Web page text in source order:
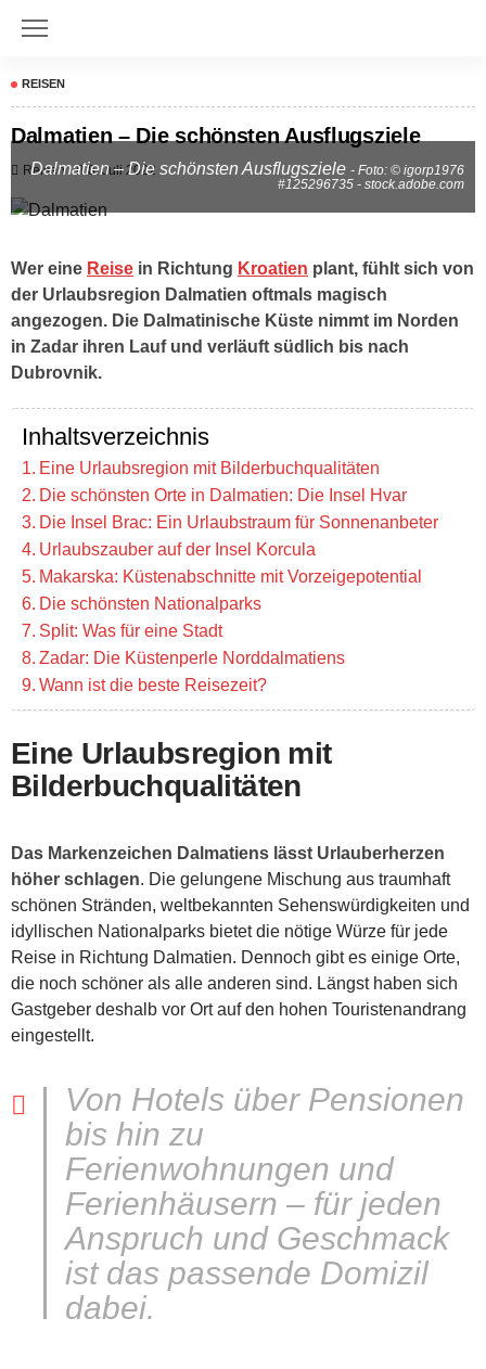
REISEN
Dalmatien – Die schönsten Ausflugsziele
Reisen 8. Juli 2022
Dalmatien – Die schönsten Ausflugsziele - Foto: © igorp1976
#125296735 - stock.adobe.com
Wer eine Reise in Richtung Kroatien plant, fühlt sich von
der Urlaubsregion Dalmatien oftmals magisch
angezogen. Die Dalmatinische Küste nimmt im Norden
in Zadar ihren Lauf und verläuft südlich bis nach
Dubrovnik.
Inhaltsverzeichnis
Eine Urlaubsregion mit Bilderbuchqualitäten
Die schönsten Orte in Dalmatien: Die Insel Hvar
Die Insel Brac: Ein Urlaubstraum für Sonnenanbeter
Urlaubszauber auf der Insel Korcula
Makarska: Küstenabschnitte mit Vorzeigepotential
Die schönsten Nationalparks
Split: Was für eine Stadt
Zadar: Die Küstenperle Norddalmatiens
Wann ist die beste Reisezeit?
Eine Urlaubsregion mit
Bilderbuchqualitäten
Das Markenzeichen Dalmatiens lässt Urlauberherzen
höher schlagen. Die gelungene Mischung aus traumhaft
schönen Stränden, weltbekannten Sehenswürdigkeiten und
idyllischen Nationalparks bietet die nötige Würze für jede
Reise in Richtung Dalmatien. Dennoch gibt es einige Orte,
die noch schöner als alle anderen sind. Längst haben sich
Gastgeber deshalb vor Ort auf den hohen Touristenandrang
eingestellt.
Von Hotels über Pensionen
bis hin zu
Ferienwohnungen und
Ferienhäusern – für jeden
Anspruch und Geschmack
ist das passende Domizil
dabei.